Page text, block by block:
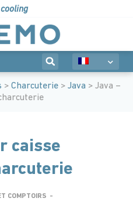
> Charcuterie > Java > Java –
caisse
COMPTOIRS -